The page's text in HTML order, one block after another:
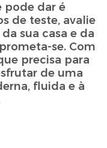
pode dar é
de teste, avalie
sua casa e da
se. Com
precisa para
de uma
fluida e à